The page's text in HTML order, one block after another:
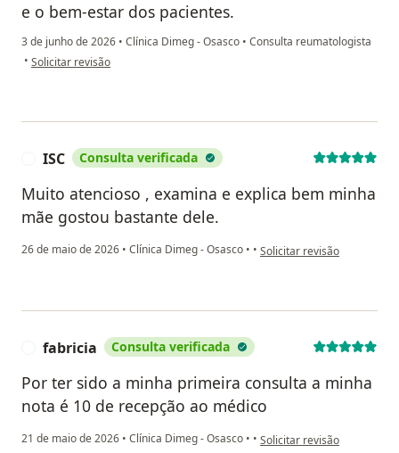
e o bem-estar dos pacientes.
3 de junho de 2026 • Clínica Dimeg - Osasco • Consulta reumatologista
• na opinião do utilizador A.M.C
Solicitar revisão
ISC Consulta verificada
Muito atencioso , examina e explica bem minha
mãe gostou bastante dele.
26 de maio de 2026 • Clínica Dimeg - Osasco • • na opinião do utilizador ISC
Solicitar revisão
fabricia Consulta verificada
Por ter sido a minha primeira consulta a minha
nota é 10 de recepção ao médico
21 de maio de 2026 • Clínica Dimeg - Osasco • • na opinião do utilizador
Solicitar revisão